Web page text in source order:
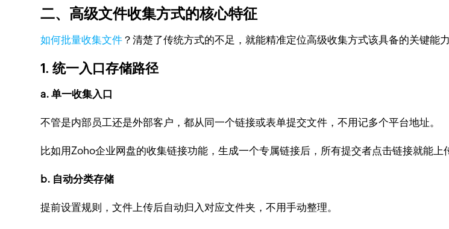
二、高级文件收集方式的核心特征
如何批量收集文件 ？清楚了传统方式的不足，就能精准定位高级收集方式该具备的关键能
1. 统一入口存储路径
a. 单一收集入口
不管是内部员工还是外部客户，都从同一个链接或表单提交文件，不用记多个平台地址。
比如用Zoho企业网盘的收集链接功能，生成一个专属链接后，所有提交者点击链接就能上
b. 自动分类存储
提前设置规则，文件上传后自动归入对应文件夹，不用手动整理。